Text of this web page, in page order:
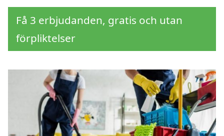
Få 3 erbjudanden, gratis och utan
förpliktelser